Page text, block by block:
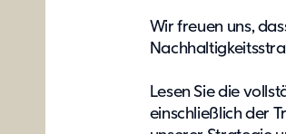
Wir freuen uns,
Lesen Sie die
einschließlich der